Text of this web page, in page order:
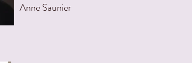
Anne Saunier